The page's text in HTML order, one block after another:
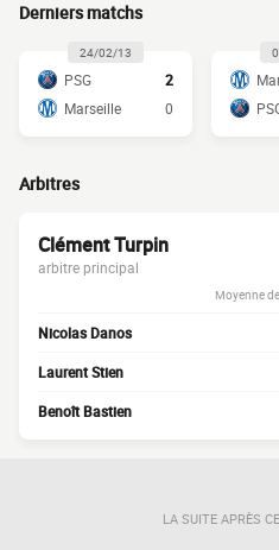
Derniers matchs
24/02/13
PSG
2
Marseille
0
Arbitres
Clément Turpin
arbitre principal
Moyenne
Nicolas Danos
Laurent Stien
Benoît Bastien
LA SUITE APRÈS